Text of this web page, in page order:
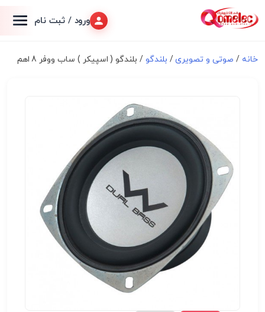
ورود / ثبت نام
خانه / صوتی و تصویری/ بلندگو / بلندگو ( اسپیکر ) ساب ووفر 8 اهم